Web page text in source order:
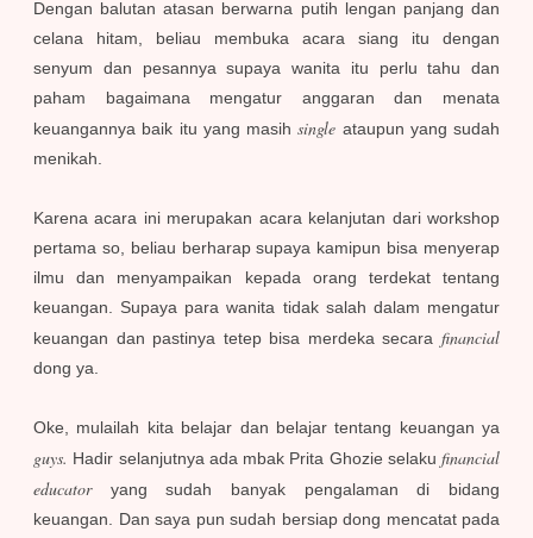
Dengan balutan atasan berwarna putih lengan panjang dan
celana hitam, beliau membuka acara siang itu dengan
senyum dan pesannya supaya wanita itu perlu tahu dan
paham bagaimana mengatur anggaran dan menata
keuangannya baik itu yang masihsingle ataupun yang sudah
menikah.
Karena acara ini merupakan acara kelanjutan dari workshop
pertama so, beliau berharap supaya kamipun bisa menyerap
ilmu dan menyampaikan kepada orang terdekat tentang
keuangan. Supaya para wanita tidak salah dalam mengatur
keuangan dan pastinya tetep bisa merdeka secara financial
dong ya.
Oke, mulailah kita belajar dan belajar tentang keuangan ya
guys. Hadir selanjutnya ada mbak Prita Ghozie selaku financial
educator
yang sudah banyak pengalaman di bidang
keuangan. Dan saya pun sudah bersiap dong mencatat pada